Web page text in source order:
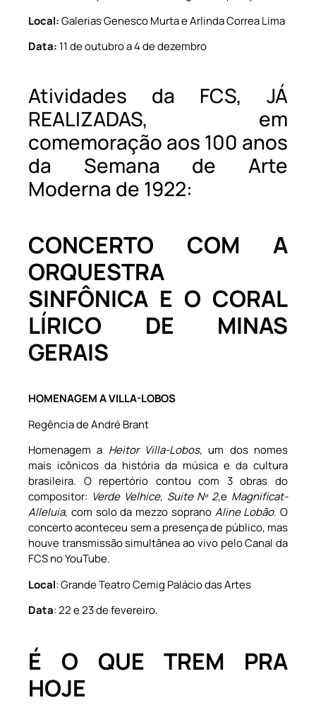
Local:Galerias Genesco Murta e Arlinda Correa Lima
Data: 11 de outubro a 4 de dezembro
Atividades da FCS, JÁ
REALIZADAS, em
comemoração aos 100 anos
da Semana de Arte
Moderna de 1922:
CONCERTO COM A
ORQUESTRA
SINFÔNICA E O CORAL
LÍRICO DE MINAS
GERAIS
HOMENAGEM A VILLA-LOBOS
Regência de André Brant
Homenagem a Heitor Villa-Lobos, um dos nomes
mais icônicos da história da música e da cultura
brasileira. O repertório contou com 3 obras do
compositor: Verde Velhice, Suite Nº 2,e Magnificat-
Alleluia, com solo da mezzo soprano Aline Lobão. O
concerto aconteceu sem a presença de público, mas
houve transmissão simultânea ao vivo pelo Canal da
FCS no YouTube.
Local: Grande Teatro Cemig Palácio das Artes
Data: 22 e 23 de fevereiro.
É O QUE TREM PRA
HOJE